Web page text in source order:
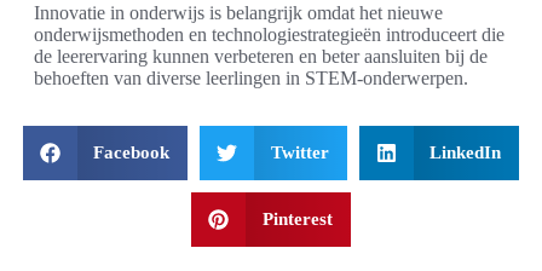
Innovatie in onderwijs is belangrijk omdat het nieuwe
onderwijsmethoden en technologiestrategieën introduceert die
de leerervaring kunnen verbeteren en beter aansluiten bij de
behoeften van diverse leerlingen in STEM-onderwerpen.
Facebook Twitter LinkedIn
Pinterest